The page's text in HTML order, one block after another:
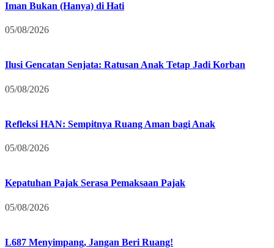
Iman Bukan (Hanya) di Hati
05/08/2026
Ilusi Gencatan Senjata: Ratusan Anak Tetap Jadi Korban
05/08/2026
Refleksi HAN: Sempitnya Ruang Aman bagi Anak
05/08/2026
Kepatuhan Pajak Serasa Pemaksaan Pajak
05/08/2026
L687 Menyimpang, Jangan Beri Ruang!